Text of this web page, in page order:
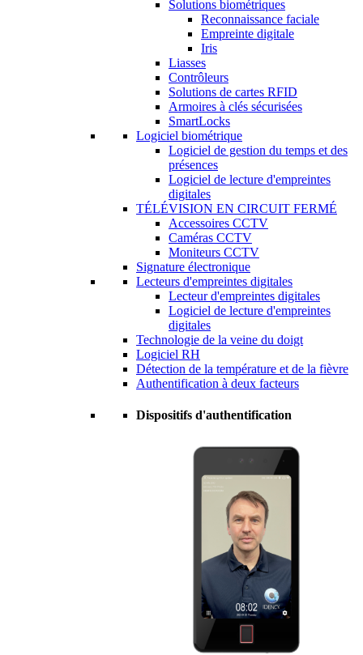
Solutions biométriques
Reconnaissance faciale
Empreinte digitale
Iris
Liasses
Contrôleurs
Solutions de cartes RFID
Armoires à clés sécurisées
SmartLocks
Logiciel biométrique
Logiciel de gestion du temps et des
présences
Logiciel de lecture d'empreintes
digitales
TÉLÉVISION EN CIRCUIT FERMÉ
Accessoires CCTV
Caméras CCTV
Moniteurs CCTV
Signature électronique
Lecteurs d'empreintes digitales
Lecteur d'empreintes digitales
Logiciel de lecture d'empreintes
digitales
Technologie de la veine du doigt
Logiciel RH
Détection de la température et de la fièvre
Authentification à deux facteurs
Dispositifs d'authentification